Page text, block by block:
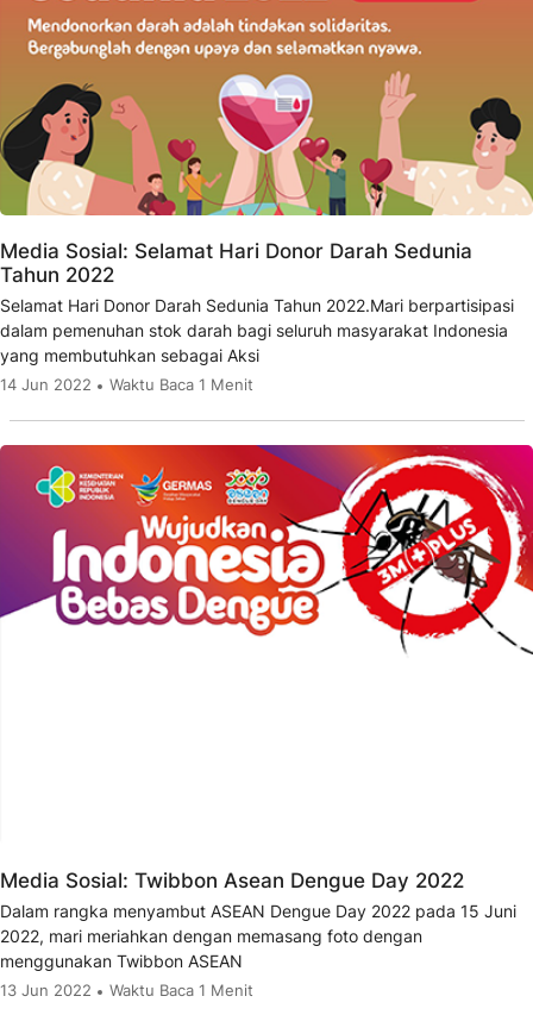
Media Sosial: Selamat Hari Donor Darah Sedunia
Tahun 2022
Selamat Hari Donor Darah Sedunia Tahun 2022.Mari berpartisipasi
dalam pemenuhan stok darah bagi seluruh masyarakat Indonesia
yang membutuhkan sebagai Aksi
14 Jun 2022 Waktu Baca 1 Menit
Media Sosial: Twibbon Asean Dengue Day 2022
Dalam rangka menyambut ASEAN Dengue Day 2022 pada 15 Juni
2022, mari meriahkan dengan memasang foto dengan
menggunakan Twibbon ASEAN
13 Jun 2022 Waktu Baca 1 Menit